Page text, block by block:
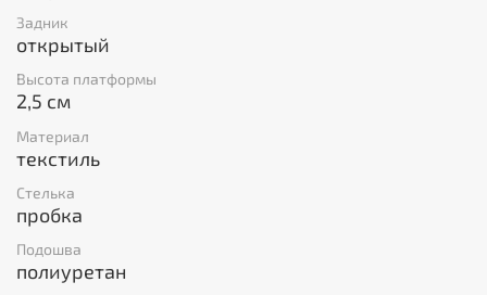
Задник
открытый
Высота платформы
2,5 см
Материал
текстиль
Стелька
пробка
Подошва
полиуретан